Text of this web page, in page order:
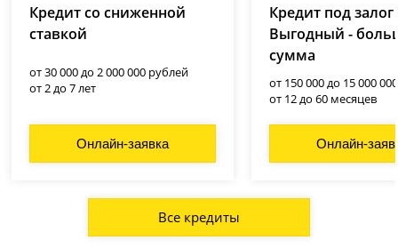
Кредит со сниженной
ставкой
от 30 000 до 2 000 000 рублей
от 2 до 7 лет
Онлайн-заявка
Кредит под залог
Выгодный -
сумма
от 150 000 до 15 000
от 12 до 60 месяцев
Онлайн-
Все кредиты